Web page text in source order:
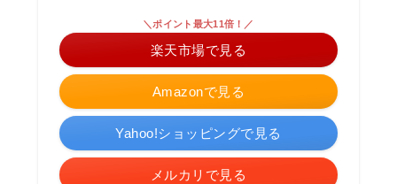
Amazonで見る
＼ポイント最大11倍！／
楽天市場で見る
Yahoo!ショッピングで見る
メルカリで見る